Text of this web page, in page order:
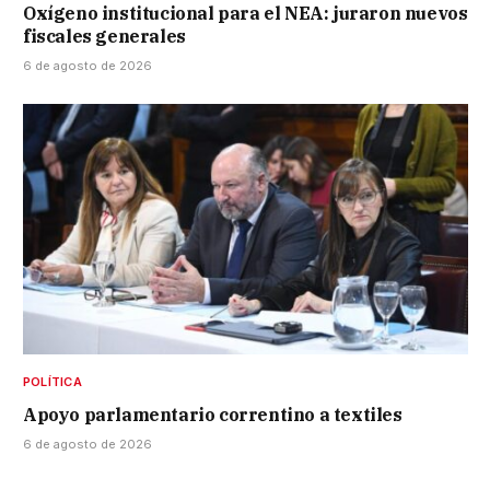
Oxígeno institucional para el NEA: juraron nuevos
fiscales generales
6 de agosto de 2026
POLÍTICA
Apoyo parlamentario correntino a textiles
6 de agosto de 2026